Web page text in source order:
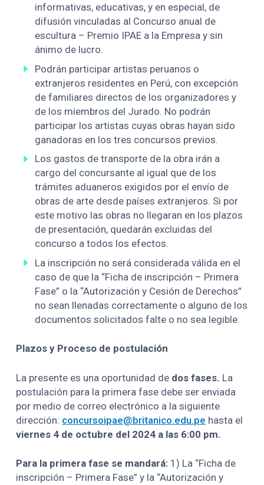
informativas, educativas, y en especial, de
difusión vinculadas al Concurso anual de
escultura – Premio IPAE a la Empresa y sin
ánimo de lucro.
Podrán participar artistas peruanos o
extranjeros residentes en Perú, con excepción
de familiares directos de los organizadores y
de los miembros del Jurado. No podrán
participar los artistas cuyas obras hayan sido
ganadoras en los tres concursos previos.
Los gastos de transporte de la obra irán a
cargo del concursante al igual que de los
trámites aduaneros exigidos por el envío de
obras de arte desde países extranjeros. Si por
este motivo las obras no llegaran en los plazos
de presentación, quedarán excluidas del
concurso a todos los efectos.
La inscripción no será considerada válida en el
caso de que la “Ficha de inscripción – Primera
Fase” o la “Autorización y Cesión de Derechos”
no sean llenadas correctamente o alguno de los
documentos solicitados falte o no sea legible.
Plazos y Proceso de postulación
La presente es una oportunidad de dos fases. La
postulación para la primera fase debe ser enviada
por medio de correo electrónico a la siguiente
dirección: concursoipae@britanico.edu.pe hasta el
viernes 4 de octubre del 2024 a las 6:00 pm.
Para la primera fase se mandará: 1) La “Ficha de
inscripción – Primera Fase” y la “Autorización y